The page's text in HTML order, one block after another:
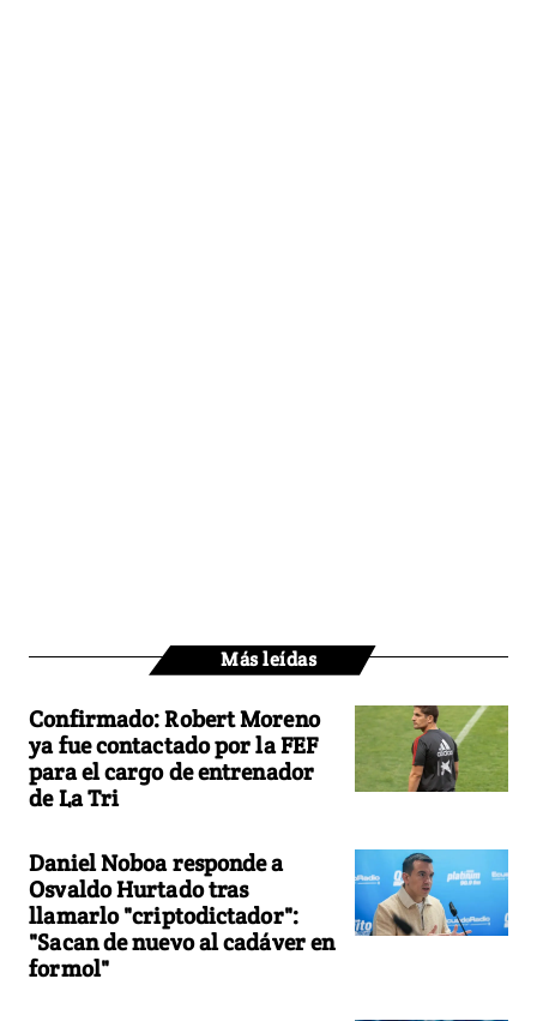
Más leídas
Confirmado: Robert Moreno
ya fue contactado por la FEF
para el cargo de entrenador
de La Tri
Daniel Noboa responde a
Osvaldo Hurtado tras
llamarlo "criptodictador":
"Sacan de nuevo al cadáver en
formol"